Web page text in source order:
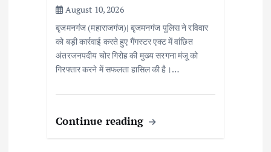
August 10, 2026
बृजमनगंज (महाराजगंज)| बृजमनगंज पुलिस ने रविवार
को बड़ी कार्रवाई करते हुए गैंगस्टर एक्ट में वांछित
अंतरजनपदीय चोर गिरोह की मुख्य सरगना मंजू को
गिरफ्तार करने में सफलता हासिल की है।…
Continue reading